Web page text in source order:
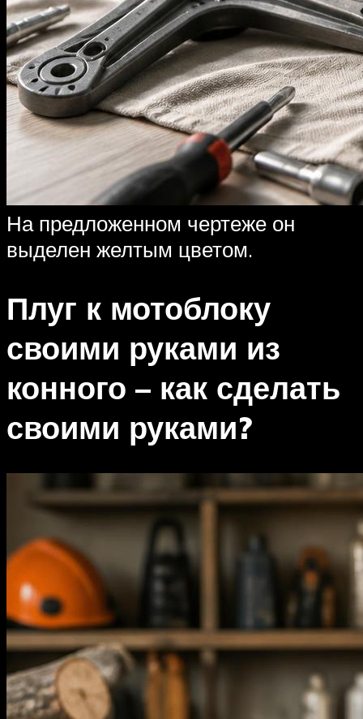
На предложенном чертеже он
выделен желтым цветом.
Плуг к мотоблоку
своими руками из
конного – как сделать
своими руками?